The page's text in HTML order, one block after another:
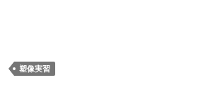
塑像実習